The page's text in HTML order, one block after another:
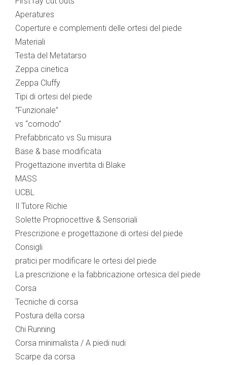
Aperatures
Coperture e complementi delle ortesi del piede
Materiali
Testa del Metatarso
Zeppa cinetica
Zeppa Cluffy
Tipi di ortesi del piede
“Funzionale”
vs “comodo”
Prefabbricato vs Su misura
Base & base modificata
Progettazione invertita di Blake
MASS
UCBL
Il Tutore Richie
Solette Propriocettive & Sensoriali
Prescrizione e progettazione di ortesi del piede
Consigli
pratici per modificare le ortesi del piede
La prescrizione e la fabbricazione ortesica del piede
Corsa
Tecniche di corsa
Postura della corsa
Chi Running
Corsa minimalista / A piedi nudi
Scarpe da corsa